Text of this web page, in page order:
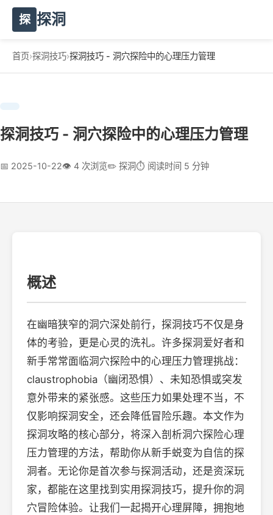
探 探洞
首页›探洞技巧›探洞技巧 - 洞穴探险中的心理压力管理
探洞技巧 - 洞穴探险中的心理压力管理
📅 2025-10-22👁️ 4 次浏览✏️ 探洞⏱️ 阅读时间 5 分钟
概述
在幽暗狭窄的洞穴深处前行，探洞技巧不仅是身
体的考验，更是心灵的洗礼。许多探洞爱好者和
新手常常面临洞穴探险中的心理压力管理挑战：
claustrophobia（幽闭恐惧）、未知恐惧或突发
意外带来的紧张感。这些压力如果处理不当，不
仅影响探洞安全，还会降低冒险乐趣。本文作为
探洞攻略的核心部分，将深入剖析洞穴探险心理
压力管理的方法，帮助你从新手蜕变为自信的探
洞者。无论你是首次参与探洞活动，还是资深玩
家，都能在这里找到实用探洞技巧，提升你的洞
穴冒险体验。让我们一起揭开心理屏障，拥抱地